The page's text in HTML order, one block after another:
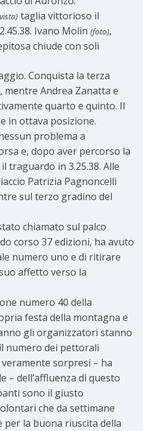
taglia vittorioso il
Ivano Molin (foto),
chiude con soli
Conquista la terza
mentre Andrea Zanatta e
quarto e quinto. Il
in ottava posizione.
problema a
e, dopo aver percorso la
traguardo in 3.25.38. Alle
Patrizia Pagnoncelli
sul terzo gradino del
chiamato sul palco
corso 37 edizioni, ha avuto
numero uno e di ritirare
affetto verso la
numero 40 della
festa della montagna e
gli organizzatori stanno
numero dei pettorali
sorpresi – ha
– dell’affluenza di questo
sono il giusto
che da settimane
la buona riuscita della